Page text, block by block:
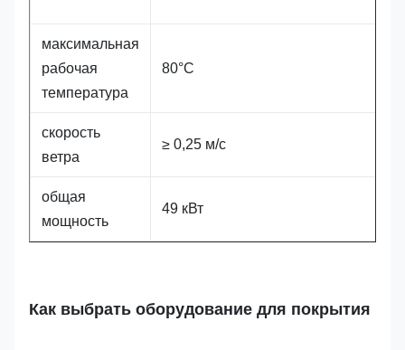
максимальная
рабочая
температура
80°C
скорость
ветра
≥ 0,25 м/с
общая
мощность
49 кВт
Как выбрать оборудование для покрытия